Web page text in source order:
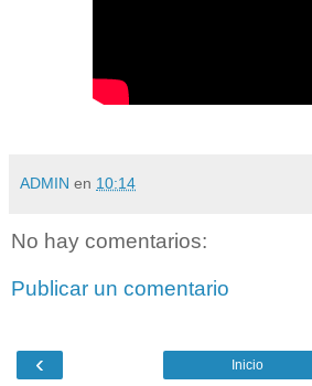
ADMIN en 10:14
No hay comentarios:
Publicar un comentario
‹ Inicio